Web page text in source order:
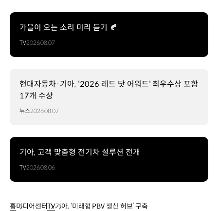
가을이 오는 소리 미리 듣기 🍂
TV2026.08.07
현대자동차·기아, '2026 레드 닷 어워드' 최우수상 포함
17개 수상
뉴스2026.08.07
기아, 고객 맞춤형 전기차 설루션 전개
TV2026.08.06
홈미디어센터TV기아, ‘미래형 PBV 생산 허브’ 구축